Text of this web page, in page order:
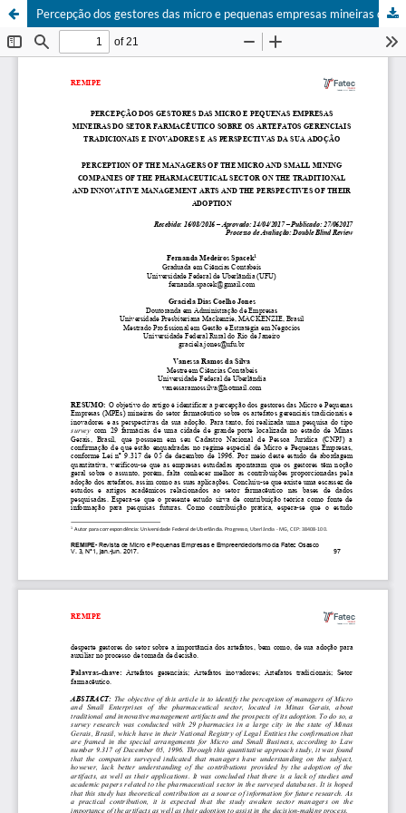
Percepção dos gestores das micro e pequenas empresas mineiras do setor farmacêutico sobre os artefatos gerenciais tradicionais e inovadores e as perspectiv as da sua adoção